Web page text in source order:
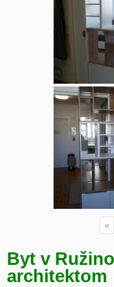
«
Byt v
architektom